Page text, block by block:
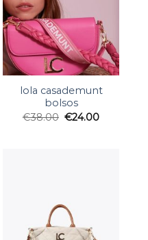
lola casademunt
bolsos
€38.00 €24.00